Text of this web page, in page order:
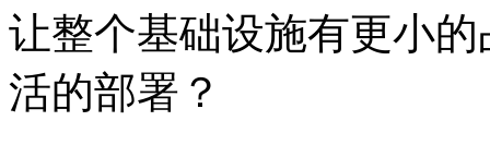
让整个基础设施有更小
活的部署？